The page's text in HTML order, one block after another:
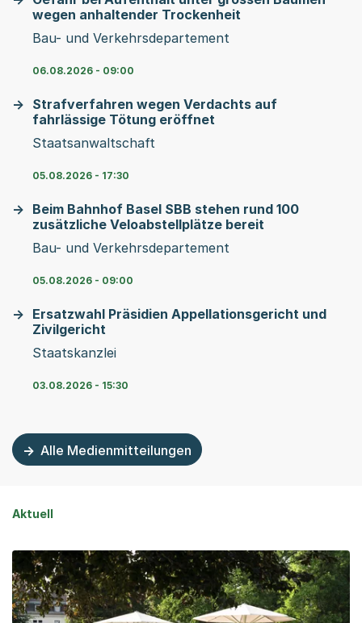
wegen anhaltender Trockenheit
Bau- und Verkehrsdepartement
06.08.2026 - 09:00
Strafverfahren wegen Verdachts auf
fahrlässige Tötung eröffnet
Staatsanwaltschaft
05.08.2026 - 17:30
Beim Bahnhof Basel SBB stehen rund 100
zusätzliche Veloabstellplätze bereit
Bau- und Verkehrsdepartement
05.08.2026 - 09:00
Ersatzwahl Präsidien Appellationsgericht und
Zivilgericht
Staatskanzlei
03.08.2026 - 15:30
Alle Medienmitteilungen
Aktuell